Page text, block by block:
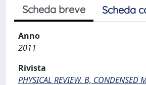
Scheda breve Scheda
Anno
2011
Rivista
PHYSICAL REVIEW. B, CONDENSED